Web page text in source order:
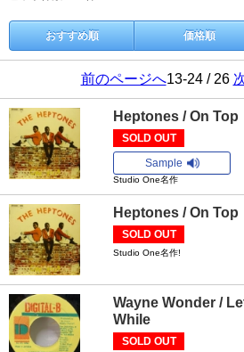
おすすめ順 価格順
前のページへ13-24 / 26
Heptones / On Top
SOLD OUT
Sample
Studio One名作
Heptones / On Top
SOLD OUT
Studio One名作!
Wayne Wonder /
While
SOLD OUT